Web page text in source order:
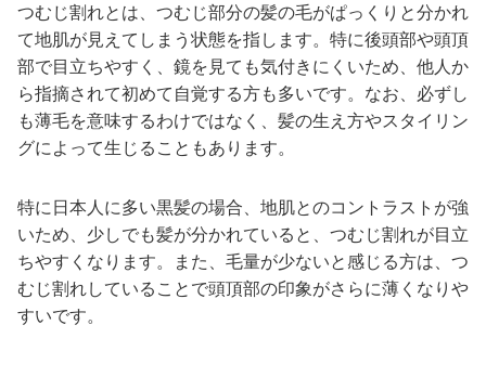
つむじ割れとは、つむじ部分の髪の毛がぱっくりと分かれ
て地肌が見えてしまう状態を指します。特に後頭部や頭頂
部で目立ちやすく、鏡を見ても気付きにくいため、他人か
ら指摘されて初めて自覚する方も多いです。なお、必ずし
も薄毛を意味するわけではなく、髪の生え方やスタイリン
グによって生じることもあります。
特に日本人に多い黒髪の場合、地肌とのコントラストが強
いため、少しでも髪が分かれていると、つむじ割れが目立
ちやすくなります。また、毛量が少ないと感じる方は、つ
むじ割れしていることで頭頂部の印象がさらに薄くなりや
すいです。